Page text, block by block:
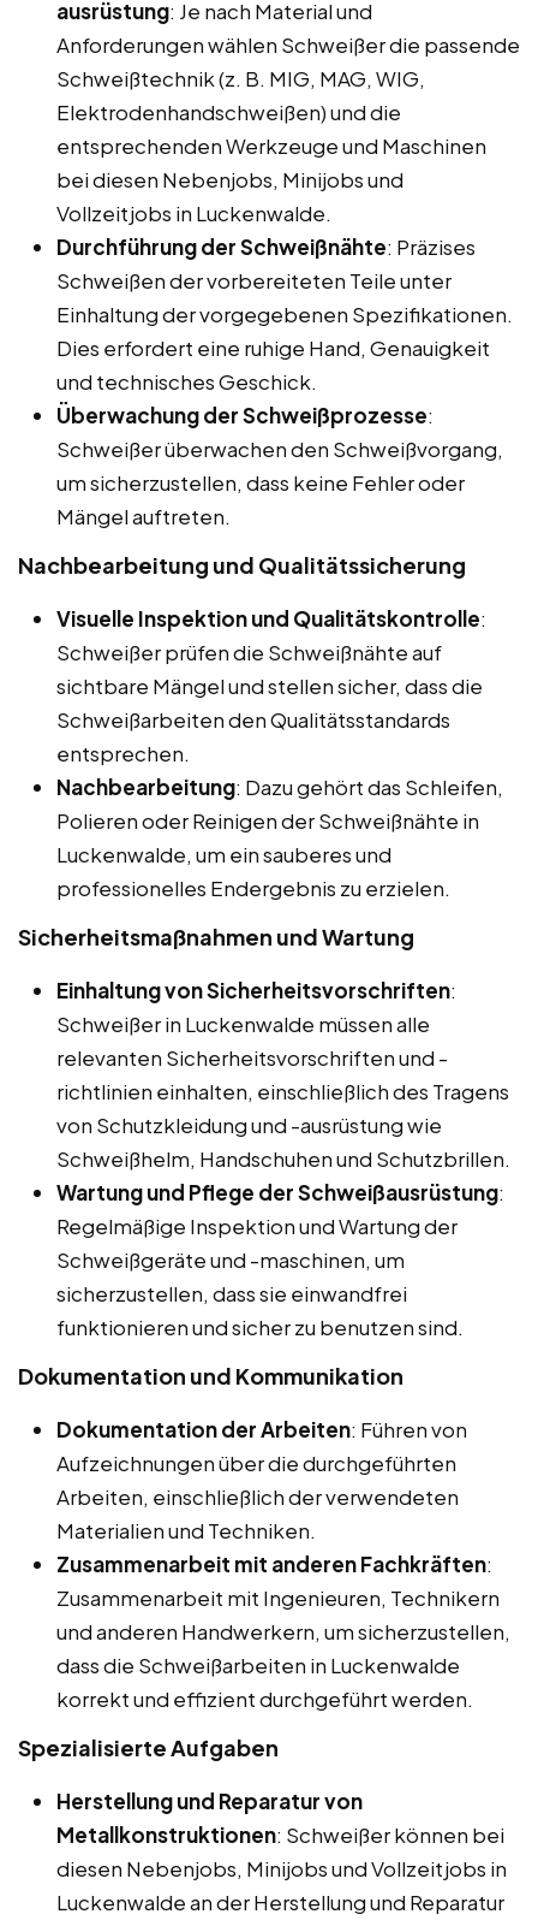
ausrüstung: Je nach Material und
Anforderungen wählen Schweißer die passende
Schweißtechnik (z. B. MIG, MAG, WIG,
Elektrodenhandschweißen) und die
entsprechenden Werkzeuge und Maschinen
bei diesen Nebenjobs, Minijobs und
Vollzeitjobs in Luckenwalde.
Durchführung der Schweißnähte: Präzises
Schweißen der vorbereiteten Teile unter
Einhaltung der vorgegebenen Spezifikationen.
Dies erfordert eine ruhige Hand, Genauigkeit
und technisches Geschick.
Überwachung der Schweißprozesse:
Schweißer überwachen den Schweißvorgang,
um sicherzustellen, dass keine Fehler oder
Mängel auftreten.
Nachbearbeitung und Qualitätssicherung
Visuelle Inspektion und Qualitätskontrolle:
Schweißer prüfen die Schweißnähte auf
sichtbare Mängel und stellen sicher, dass die
Schweißarbeiten den Qualitätsstandards
entsprechen.
Nachbearbeitung: Dazu gehört das Schleifen,
Polieren oder Reinigen der Schweißnähte in
Luckenwalde, um ein sauberes und
professionelles Endergebnis zu erzielen.
Sicherheitsmaßnahmen und Wartung
Einhaltung von Sicherheitsvorschriften:
Schweißer in Luckenwalde müssen alle
relevanten Sicherheitsvorschriften und -
richtlinien einhalten, einschließlich des Tragens
von Schutzkleidung und -ausrüstung wie
Schweißhelm, Handschuhen und Schutzbrillen.
Wartung und Pflege der Schweißausrüstung:
Regelmäßige Inspektion und Wartung der
Schweißgeräte und -maschinen, um
sicherzustellen, dass sie einwandfrei
funktionieren und sicher zu benutzen sind.
Dokumentation und Kommunikation
Dokumentation der Arbeiten: Führen von
Aufzeichnungen über die durchgeführten
Arbeiten, einschließlich der verwendeten
Materialien und Techniken.
Zusammenarbeit mit anderen Fachkräften:
Zusammenarbeit mit Ingenieuren, Technikern
und anderen Handwerkern, um sicherzustellen,
dass die Schweißarbeiten in Luckenwalde
korrekt und effizient durchgeführt werden.
Spezialisierte Aufgaben
Herstellung und Reparatur von
Metallkonstruktionen: Schweißer können bei
diesen Nebenjobs, Minijobs und Vollzeitjobs in
Luckenwalde an der Herstellung und Reparatur